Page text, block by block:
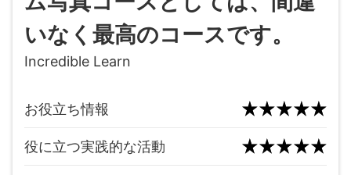
いなく最高のコースです。
Incredible Learn
お役立ち情報
役に立つ実践的な活動